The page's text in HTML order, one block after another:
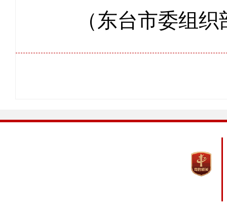
（东台市委组